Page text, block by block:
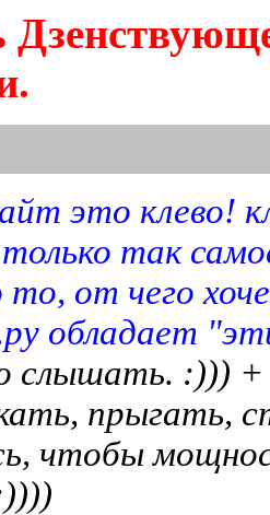
это клево!
так
от чего
обладает
слышать. :))) +
прыгать,
чтобы